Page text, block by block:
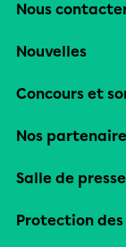
Nous
Nouvelles
Concours et
Nos
Salle de presse
Protection